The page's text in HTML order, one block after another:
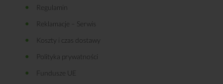
Regulamin
Reklamacje – Serwis
Koszty i czas dostawy
Polityka prywatności
Fundusze UE